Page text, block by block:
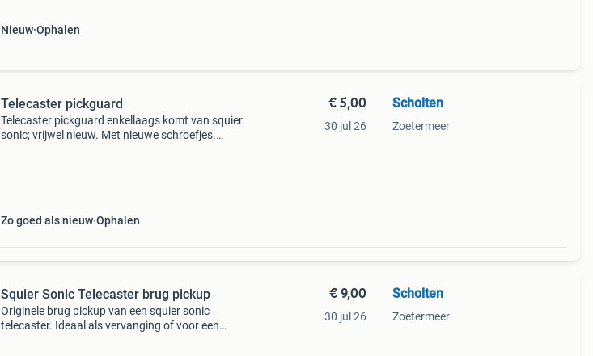
Nieuw Ophalen
Telecaster pickguard
Telecaster pickguard enkellaags komt van squier
sonic; vrijwel nieuw. Met nieuwe schroefjes.
Zo goed als nieuw Ophalen
€ 5,00
30 jul 26
Scholten
Zoetermeer
Squier Sonic Telecaster brug pickup
Originele brug pickup van een squier sonic
telecaster. Ideaal als vervanging of voor een
€ 9,00
30 jul 26
Scholten
Zoetermeer